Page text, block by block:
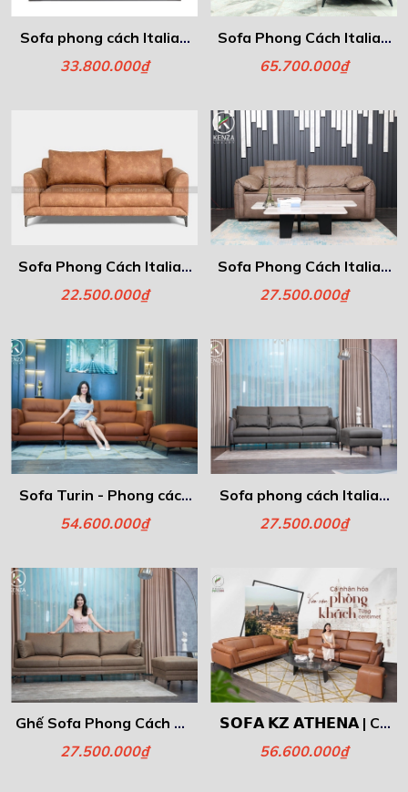
Sofa phong cách Italia -
Blazer
33.800.000₫
Sofa Phong Cách Italia -
Amber
65.700.000₫
Sofa Phong Cách Italia -
Elena
22.500.000₫
Sofa Phong Cách Italia -
ROMA
27.500.000₫
Sofa Turin - Phong cách
Italia
54.600.000₫
Sofa phong cách Italia -
Eli
27.500.000₫
Ghế Sofa Phong Cách Ý -
Simple
27.500.000₫
𝗦𝗢𝗙𝗔 𝗞𝗭 𝗔𝗧𝗛𝗘𝗡𝗔 | Cá
Nhân Hóa Phòng Khách
56.600.000₫